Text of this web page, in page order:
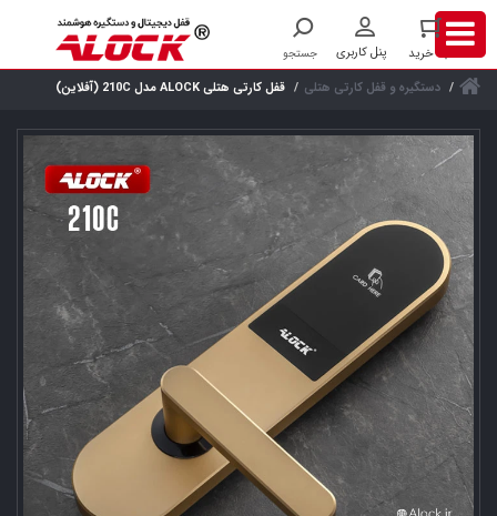
دستگیره و قفل کارتی هتلی قفل کارتی هتلی ALOCK مدل 210C (آفلاین)